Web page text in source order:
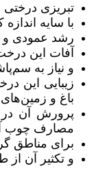
تبریزی
با سایه
رشد عمودی و
آفات این
و نیاز به
زیبایی این
باغ و
پرورش آن
مصارف چوب
برای مناطق
و تکثیر آن